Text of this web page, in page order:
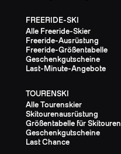
FREERIDE-SKI
Alle Freeride-Skier
Freeride-Ausrüstung
Freeride-Größentabelle
Geschenkgutscheine
Last-Minute-Angebote
TOURENSKI
Alle Tourenskier
Skitourenausrüstung
Größentabelle für Skitouren
Geschenkgutscheine
Last Chance